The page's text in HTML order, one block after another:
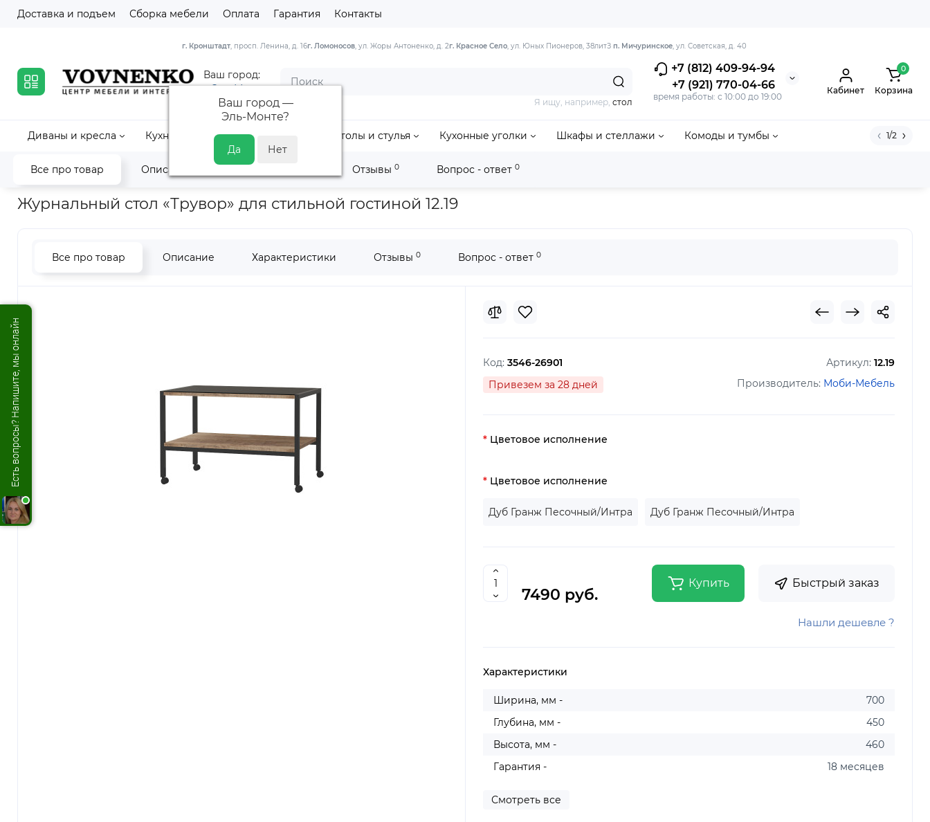
Доставка и подъем Сборка мебели Оплата Гарантия Контакты
Ваш город:
Эль-Монте
Ваш город —
Эль-Монте?
г. Кронштадт, просп. Ленина, д. 16г. Ломоносов, ул. Жоры Антоненко, д. 2г. Красное Село, ул. Юных Пионеров, 38литЗ п. Мичуринское, ул. Советская, д. 40
+7 (812) 409-94-94
+7 (921) 770-04-66
время работы: с 10:00 до 19:00
Я ищу, например, стол
Кабинет
0
Корзина
Диваны и кресла Кухни Кровати и матрасы Столы и стулья Кухонные уголки Шкафы и стеллажи Комоды и тумбы 1/2
Все про товар Описание Отзывы 0 Вопрос - ответ 0
Главная Коллекции Трувор Журнальный стол «Трувор» 12.19 гостиная
Журнальный стол «Трувор» для стильной гостиной 12.19
Все про товар Описание Характеристики Отзывы 0 Вопрос - ответ 0
Код: 3546-26901 Артикул: 12.19
Производитель: Моби-Мебель
Привезем за 28 дней
Цветовое исполнение
Цветовое исполнение
Дуб Гранж Песочный/Интра Дуб Гранж Песочный/Интра
7490 руб.
Купить Быстрый заказ
Нашли дешевле ?
Характеристики
Ширина, мм -
700
Глубина, мм -
450
Высота, мм -
460
Гарантия -
18 месяцев
Смотреть все
Есть вопросы? Напишите, мы онлайн